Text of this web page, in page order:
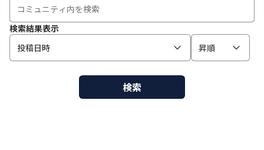
検索結果表示
投稿日時
昇順
検索